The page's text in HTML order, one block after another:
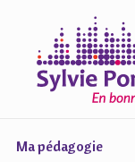
Ma pédagogie